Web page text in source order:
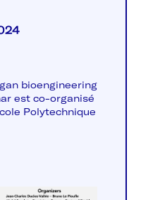
bioengineering
est co-organisé
Polytechnique